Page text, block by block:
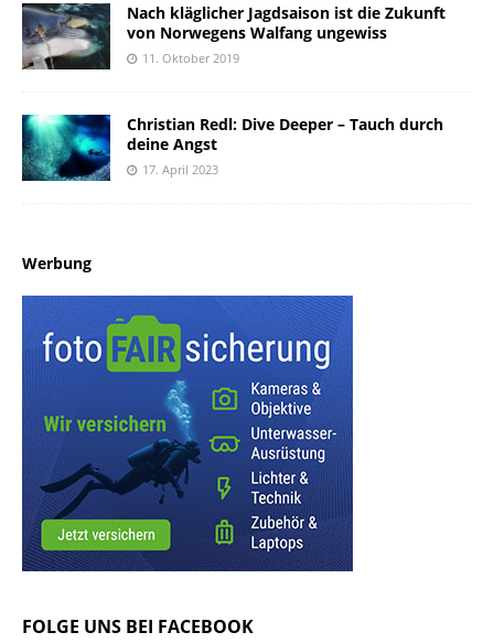
Nach kläglicher Jagdsaison ist die Zukunft
von Norwegens Walfang ungewiss
11. Oktober 2019
Christian Redl: Dive Deeper – Tauch durch
deine Angst
17. April 2023
Werbung
FOLGE UNS BEI FACEBOOK